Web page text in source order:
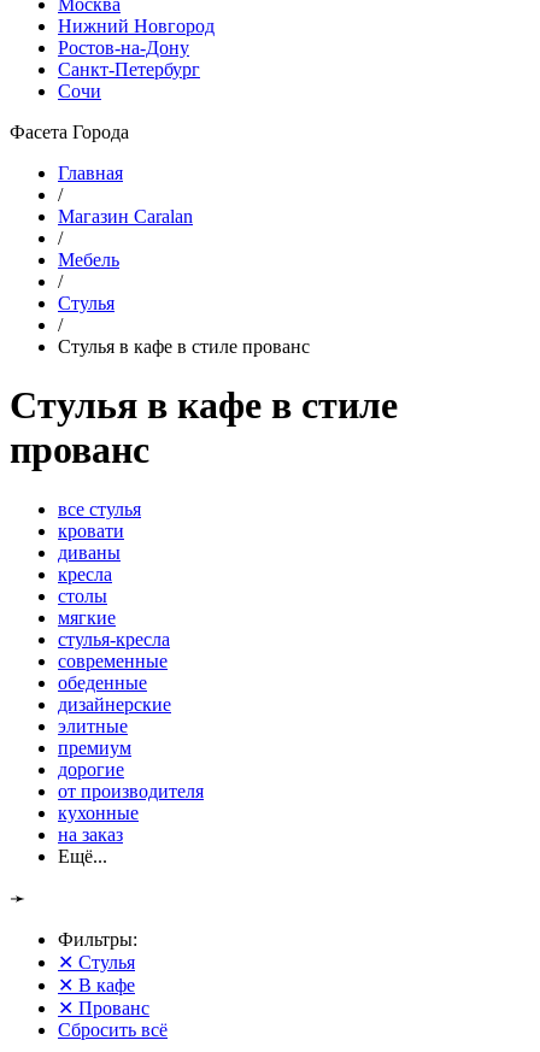
Москва
Нижний Новгород
Ростов-на-Дону
Санкт-Петербург
Сочи
Фасета Города
Главная
/
Магазин Caralan
/
Мебель
/
Стулья
/
Стулья в кафе в стиле прованс
Стулья в кафе в стиле
прованс
все стулья
кровати
диваны
кресла
столы
мягкие
стулья-кресла
современные
обеденные
дизайнерские
элитные
премиум
дорогие
от производителя
кухонные
на заказ
Ещё...
➛
Фильтры:
✕ Стулья
✕ В кафе
✕ Прованс
Сбросить всё